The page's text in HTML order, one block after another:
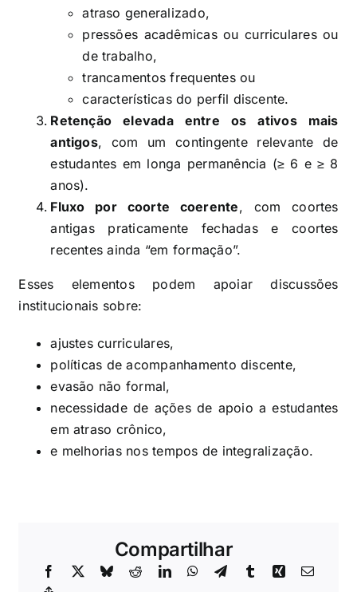
atraso generalizado,
pressões acadêmicas ou curriculares ou
de trabalho,
trancamentos frequentes ou
características do perfil discente.
Retenção elevada entre os ativos mais
antigos, com um contingente relevante de
estudantes em longa permanência (≥ 6 e ≥ 8
anos).
Fluxo por coorte coerente, com coortes
antigas praticamente fechadas e coortes
recentes ainda “em formação”.
Esses elementos podem apoiar discussões
institucionais sobre:
ajustes curriculares,
políticas de acompanhamento discente,
evasão não formal,
necessidade de ações de apoio a estudantes
em atraso crônico,
e melhorias nos tempos de integralização.
Compartilhar